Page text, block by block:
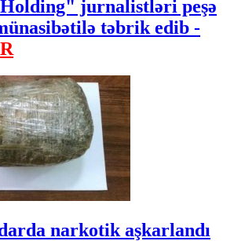
jurnalistləri peşə
təbrik edib -
narkotik aşkarlandı